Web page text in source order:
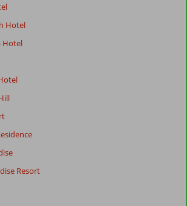
Hotel
Hotel
Resort